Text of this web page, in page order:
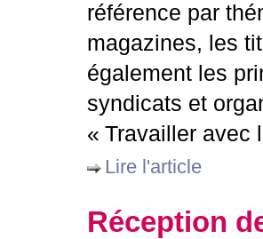
référence par
magazines, les
également les
syndicats et
« Travailler avec
Lire l'article
Réception